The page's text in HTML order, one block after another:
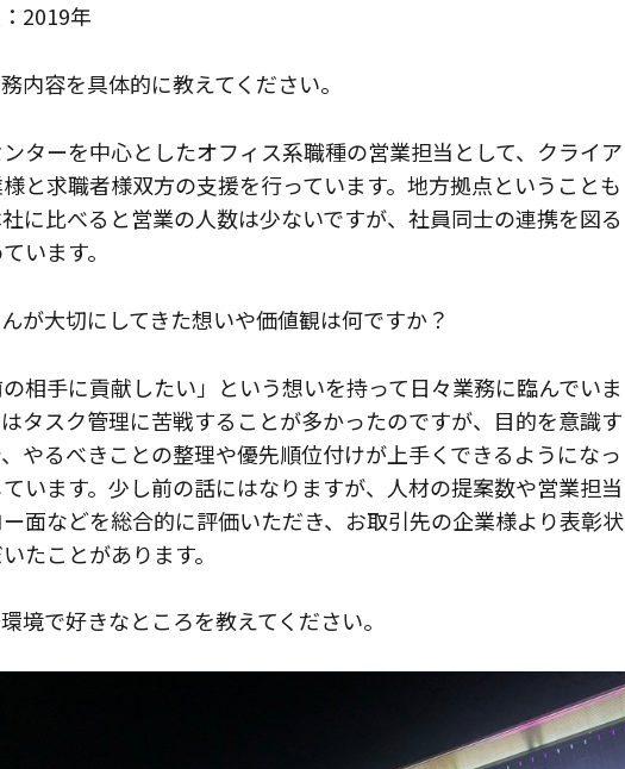
2019年
内容を具体的に教えてください。
ターを中心としたオフィス系職種の営業担当として、クライア
と求職者様双方の支援を行っています。地方拠点ということも
に比べると営業の人数は少ないですが、社員同士の連携を図る
います。
が大切にしてきた想いや価値観は何ですか？
相手に貢献したい」という想いを持って日々業務に臨んでいま
タスク管理に苦戦することが多かったのですが、目的を意識す
やるべきことの整理や優先順位付けが上手くできるようになっ
います。少し前の話にはなりますが、人材の提案数や営業担当
面などを総合的に評価いただき、お取引先の企業様より表彰状
たことがあります。
境で好きなところを教えてください。